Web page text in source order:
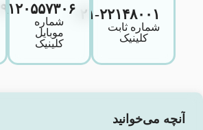
۰۲۱-۲۲۱۴۸۰۰۱
شماره ثابت
کلینیک
۰۹۱۲۰۵۵۷۳۰۶
شماره
موبایل
کلینیک
آنچه می‌خوانید